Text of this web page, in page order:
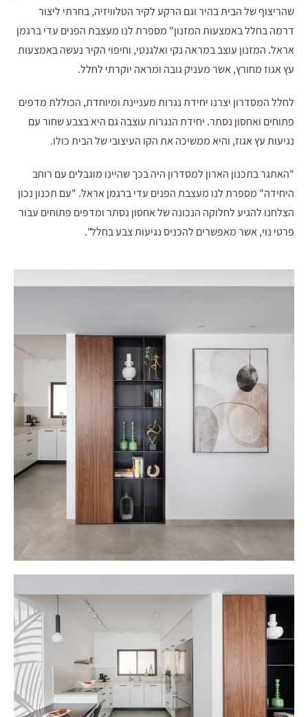
שהריצוף של הבית בהיר וגם הרקע לקיר הטלוויזיה, בחרתי ליצור
דרמה בחלל באמצעות המזנון" מספרת לנו מעצבת הפנים עדי ברגמן
אראל. המזנון עוצב במראה נקי ואלגנטי, וחיפוי הקיר נעשה באמצעות
עץ אגוז מחורץ, אשר מעניק גובה ומראה יוקרתי לחלל.
לחלל המסדרון יצרנו יחידת נגרות מעניינת ומיוחדת, הכוללת מדפים
פתוחים ואחסון נסתר. יחידת הנגרות עוצבה גם היא בצבע שחור עם
נגיעות עץ אגוז, והיא ממשיכה את הקו העיצובי של הבית כולו.
"האתגר בתכנון הארון למסדרון היה בכך שהיינו מוגבלים עם רוחב
היחידה" מספרת לנו מעצבת הפנים עדי ברגמן אראל. "עם תכנון נכון
הצלחנו להגיע לחלוקה הנכונה של אחסון נסתר ומדפים פתוחים עבור
פרטי נוי, אשר מאפשרים להכניס נגיעות צבע בחלל".